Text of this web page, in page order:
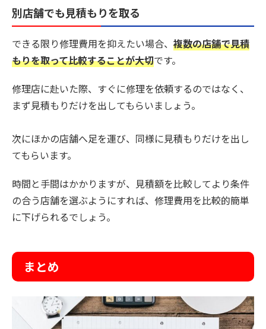
別店舗でも見積もりを取る
できる限り修理費用を抑えたい場合、 複数の店舗で見積
もりを取って比較することが大切です。
修理店に赴いた際、すぐに修理を依頼するのではなく、
まず見積もりだけを出してもらいましょう。
次にほかの店舗へ足を運び、同様に見積もりだけを出し
てもらいます。
時間と手間はかかりますが、見積額を比較してより条件
の合う店舗を選ぶようにすれば、修理費用を比較的簡単
に下げられるでしょう。
まとめ